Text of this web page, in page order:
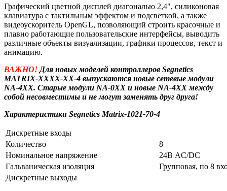
Графический цветной дисплей диагональю 2,4", силиконовая
клавиатура с тактильным эффектом и подсветкой, а также
видеоускоритель OpenGL, позволяющий строить красочные и
плавно работающие пользовательские интерфейсы, выводить
различные объекты визуализации, графики процессов, текст и
анимацию.
ВАЖНО! Для новых моделей контроллеров Segnetics
MATRIX-XXXX-XX-4 выпускаются новые сетевые модули
NA-4XX. Старые модули NA-0XX и новые NA-4XX между
собой несовместимы и не могут заменять друг друга!
Характеристики Segnetics Matrix-1021-70-4
Дискретные входы
Количество
8
Номинальное напряжение
24В AC/DC
Гальваническая изоляция
Групповая, по 8
Дискретные выходы